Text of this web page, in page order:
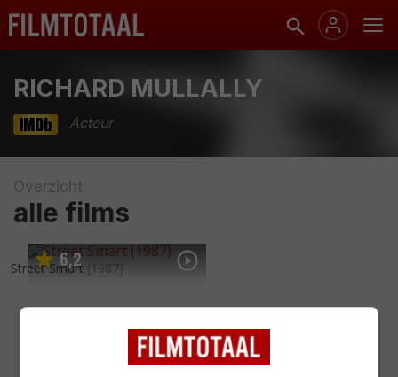
RICHARD MULLALLY
Acteur
Overzicht
alle films
6,2
Street Smart (1987)